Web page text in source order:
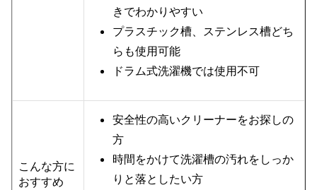
きでわかりやすい
プラスチック槽、ステンレス槽どち
らも使用可能
ドラム式洗濯機では使用不可
こんな方に
おすすめ
安全性の高いクリーナーをお探しの
方
時間をかけて洗濯槽の汚れをしっか
りと落としたい方